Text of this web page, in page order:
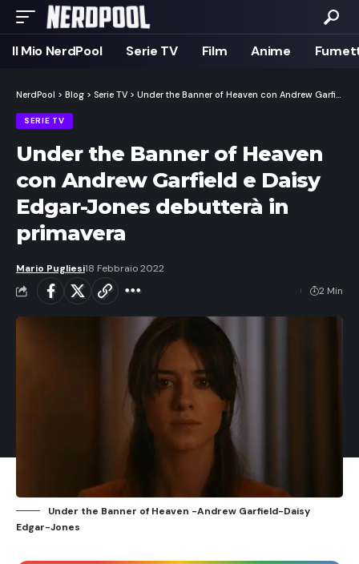
Il Mio NerdPool Serie TV Film Anime
NerdPool > Blog > Serie TV > Under the Banner of Heaven con Andrew Garfield e Daisy Edgar-Jones debutterà in primavera
SERIE TV
Under the Banner of Heaven
con Andrew Garfield e Daisy
Edgar-Jones debutterà in
primavera
Mario Pugliesi18 Febbraio 2022
2 Min
Under the Banner of Heaven -Andrew Garfield-Daisy
Edgar-Jones